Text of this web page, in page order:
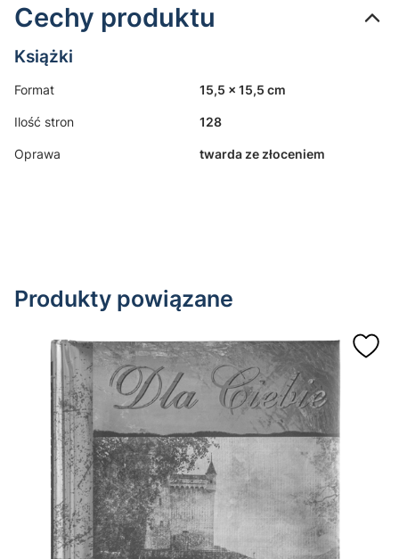
Cechy produktu
Książki
Format 15,5 x 15,5 cm
Ilość stron 128
Oprawa twarda ze złoceniem
Produkty powiązane